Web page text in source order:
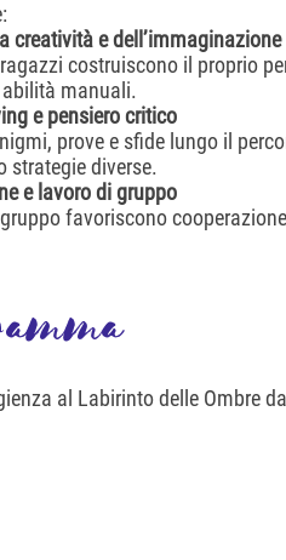
creatività e dell’immaginazione
costruiscono il proprio
manuali.
e pensiero critico
prove e sfide lungo il
strategie diverse.
e lavoro di gruppo
favoriscono
al Labirinto delle Ombre